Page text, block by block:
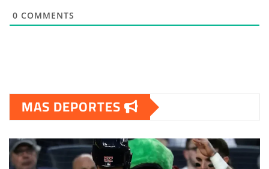
0 COMMENTS
MAS DEPORTES